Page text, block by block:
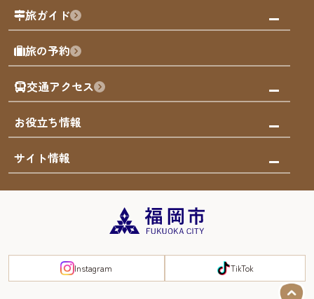
福岡を楽しむ
福岡のアート
福岡のナイトタイム
福岡の歴史・文化
サステナブルツーリズム
福岡検定
よかなび音声ガイド
FUKUOKA EAST&WEST COAST
観る・遊ぶ
屋台
買う
体験
泊まる
旅ガイド
モデルコース
AIおまかせコース
オリジナルプラン
みんなの旅行記
旅の予約
交通アクセス
市内交通ガイド
お得なチケット
お役立ち情報
お知らせ
災害情報
サイト情報
まち歩き・体験プログラム掲載申込
Instagram TikTok